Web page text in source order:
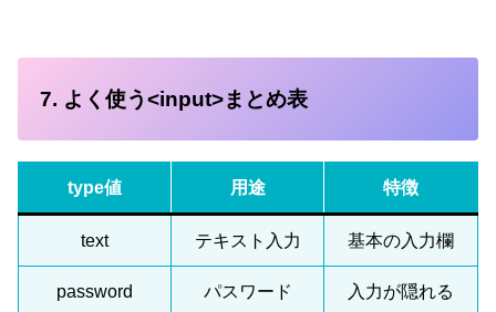
7. よく使う<input>まとめ表
type値 用途 特徴
text テキスト入力 基本の入力欄
password パスワード 入力が隠れる